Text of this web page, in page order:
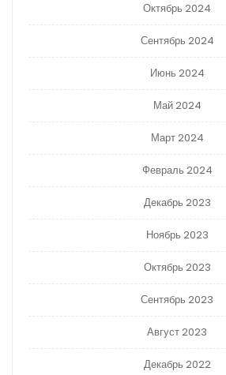
Октябрь 2024
Сентябрь 2024
Июнь 2024
Май 2024
Март 2024
Февраль 2024
Декабрь 2023
Ноябрь 2023
Октябрь 2023
Сентябрь 2023
Август 2023
Декабрь 2022